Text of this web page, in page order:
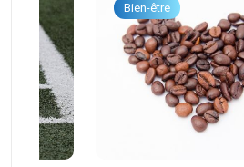
Bien-être